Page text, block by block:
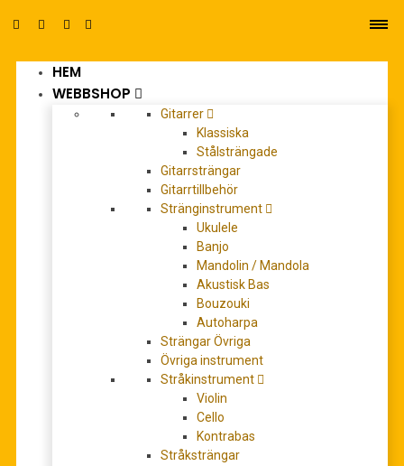
HEM
WEBBSHOP
Gitarrer
Klassiska
Stålsträngade
Gitarrsträngar
Gitarrtillbehör
Stränginstrument
Ukulele
Banjo
Mandolin / Mandola
Akustisk Bas
Bouzouki
Autoharpa
Strängar Övriga
Övriga instrument
Stråkinstrument
Violin
Cello
Kontrabas
Stråksträngar